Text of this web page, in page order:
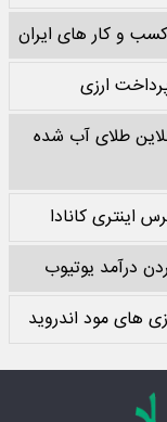
و کار های ایران
ارزی
طلای آب شده
اینتری کانادا
درآمد یوتیوب
های مود اندروید